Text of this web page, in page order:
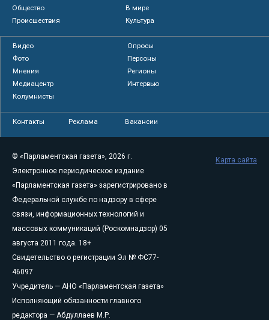
Общество
В мире
Происшествия
Культура
Видео
Опросы
Фото
Персоны
Мнения
Регионы
Медиацентр
Интервью
Колумнисты
Контакты Реклама Вакансии
© «Парламентская газета», 2026 г.
Электронное периодическое издание
«Парламентская газета» зарегистрировано в
Федеральной службе по надзору в сфере
связи, информационных технологий и
массовых коммуникаций (Роскомнадзор) 05
августа 2011 года. 18+
Свидетельство о регистрации Эл № ФС77-
46097
Учредитель — АНО «Парламентская газета»
Исполняющий обязанности главного
редактора — Абдуллаев М.Р.
Карта сайта